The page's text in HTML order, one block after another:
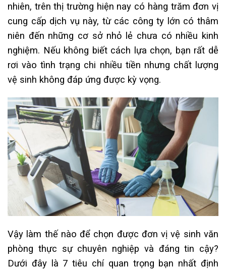
nhiên, trên thị trường hiện nay có hàng trăm đơn vị
cung cấp dịch vụ này, từ các công ty lớn có thâm
niên đến những cơ sở nhỏ lẻ chưa có nhiều kinh
nghiệm. Nếu không biết cách lựa chọn, bạn rất dễ
rơi vào tình trạng chi nhiều tiền nhưng chất lượng
vệ sinh không đáp ứng được kỳ vọng.
Vậy làm thế nào để chọn được đơn vị vệ sinh văn
phòng thực sự chuyên nghiệp và đáng tin cậy?
Dưới đây là 7 tiêu chí quan trọng bạn nhất định